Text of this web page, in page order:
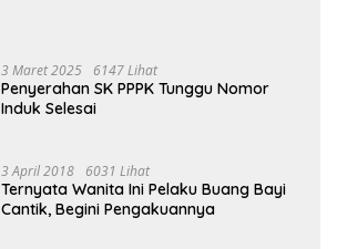
3 Maret 2025 6147 Lihat
Penyerahan SK PPPK Tunggu Nomor
Induk Selesai
3 April 2018 6031 Lihat
Ternyata Wanita Ini Pelaku Buang Bayi
Cantik, Begini Pengakuannya